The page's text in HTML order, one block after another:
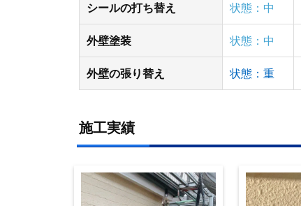
シールの打ち替え 状態：中
外壁塗装 状態：中
外壁の張り替え 状態：重
施工実績